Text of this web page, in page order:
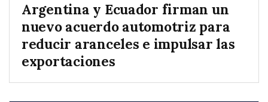
Argentina y Ecuador firman un
nuevo acuerdo automotriz para
reducir aranceles e impulsar las
exportaciones